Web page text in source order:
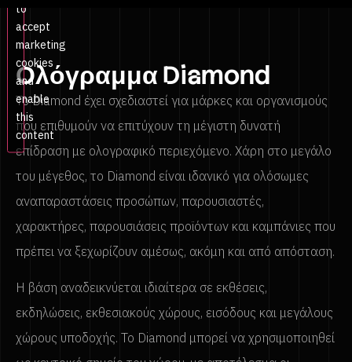
to
accept
marketing
cookies
and
enable
this
content
Ολόγραμμα Diamond
Το Diamond έχει σχεδιαστεί για μάρκες και οργανισμούς
που επιθυμούν να επιτύχουν τη μέγιστη δυνατή
επίδραση με ολογραφικό περιεχόμενο. Χάρη στο μεγάλο
του μέγεθος, το Diamond είναι ιδανικό για ολόσωμες
αναπαραστάσεις προσώπων, παρουσιαστές,
χαρακτήρες, παρουσιάσεις προϊόντων και καμπάνιες που
πρέπει να ξεχωρίζουν αμέσως, ακόμη και από απόσταση.
Η βάση αναδεικνύεται ιδιαίτερα σε εκθέσεις,
εκδηλώσεις, εκθεσιακούς χώρους, εισόδους και μεγάλους
χώρους υποδοχής. Το Diamond μπορεί να χρησιμοποιηθεί